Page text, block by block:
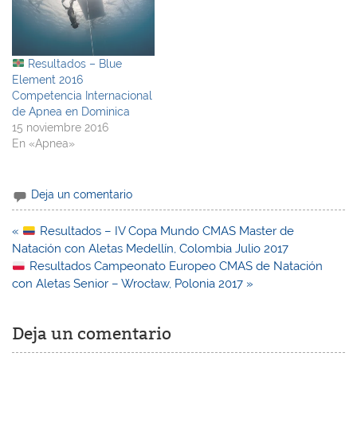
Resultados – Blue
Element 2016
Competencia Internacional
de Apnea en Dominica
15 noviembre 2016
En «Apnea»
Deja un comentario
Navegación
de
entradas
«
Resultados – IV Copa Mundo CMAS Master de
Natación con Aletas Medellín, Colombia Julio 2017
Resultados Campeonato Europeo CMAS de Natación
con Aletas Senior – Wrocław, Polonia 2017 »
Deja un comentario